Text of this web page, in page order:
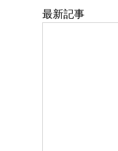
最新記事